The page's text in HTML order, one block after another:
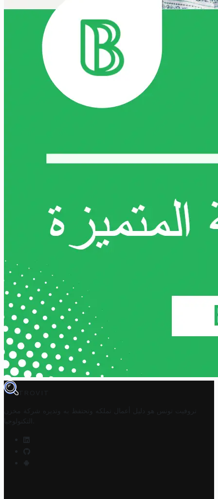
TROVIT
تروفيت تونس هو دليل أعمال تملكه وتحتفظ به وتديره
شركة مخزن
التكنولوجيا